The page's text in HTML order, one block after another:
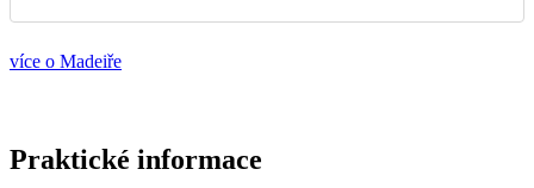
více o Madeiře
Praktické informace